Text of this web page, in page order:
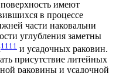
имеют
в процессе
части наковальни
углубления заметны
11 11 и усадочных раковин.
присутствие литейных
раковины и усадочной